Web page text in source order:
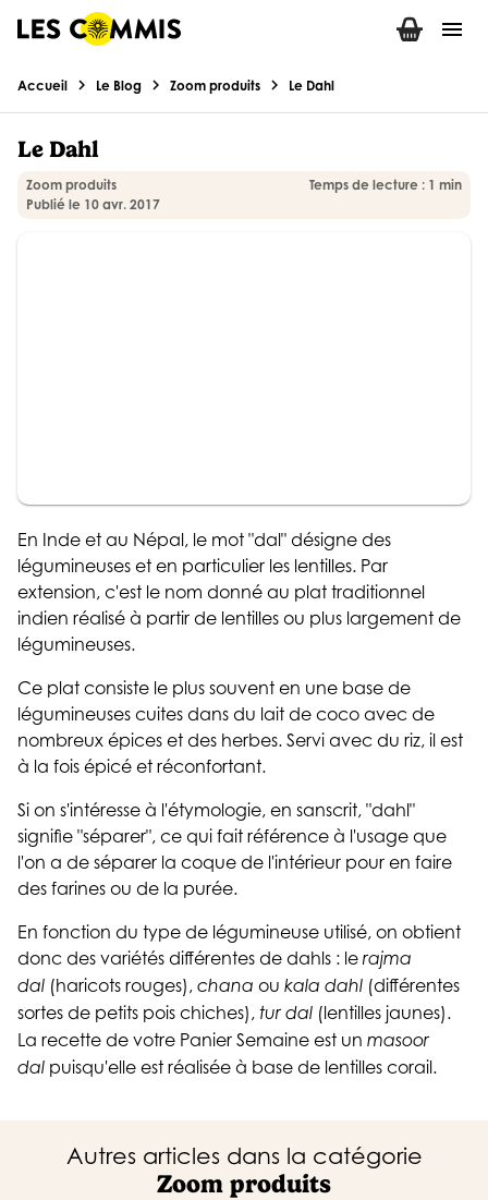
menu
Accueil chevron_right Le Blog chevron_right Zoom produits chevron_right Le Dahl
Le Dahl
Zoom produits
Publié le 10 avr. 2017
Temps de lecture : 1 min
En Inde et au Népal, le mot "dal" désigne des
légumineuses et en particulier les lentilles. Par
extension, c'est le nom donné au plat traditionnel
indien réalisé à partir de lentilles ou plus largement de
légumineuses.
Ce plat consiste le plus souvent en une base de
légumineuses cuites dans du lait de coco avec de
nombreux épices et des herbes. Servi avec du riz, il est
à la fois épicé et réconfortant.
Si on s'intéresse à l'étymologie, en sanscrit, "dahl"
signifie "séparer", ce qui fait référence à l'usage que
l'on a de séparer la coque de l'intérieur pour en faire
des farines ou de la purée.
En fonction du type de légumineuse utilisé, on obtient
donc des variétés différentes de dahls : le rajma
dal (haricots rouges), chana ou kala dahl (différentes
sortes de petits pois chiches), tur dal (lentilles jaunes).
La recette de votre Panier Semaine est un masoor
dal puisqu'elle est réalisée à base de lentilles corail.
Autres articles dans la catégorie
Zoom produits